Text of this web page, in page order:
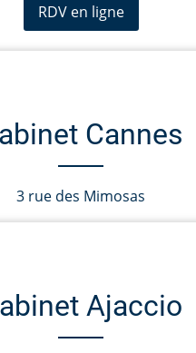
RDV en ligne
Cannes
3 rue des Mimosas
Ajaccio